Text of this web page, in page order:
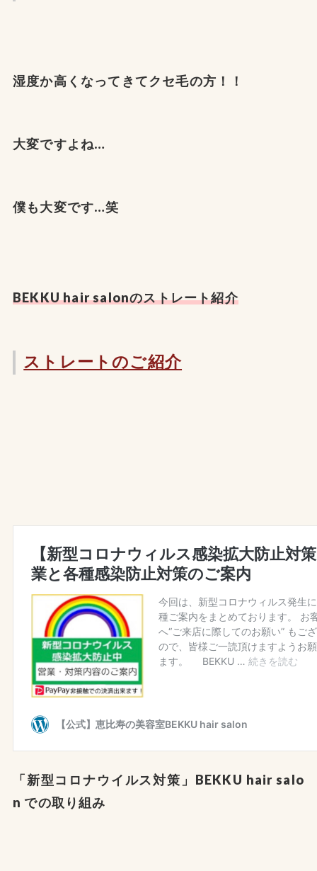
湿度か高くなってきてクセ毛の方！！
大変ですよね…
僕も大変です…笑
BEKKU hair salonのストレート紹介
ストレートのご紹介
「新型コロナウイルス対策」BEKKU hair salo
n での取り組み